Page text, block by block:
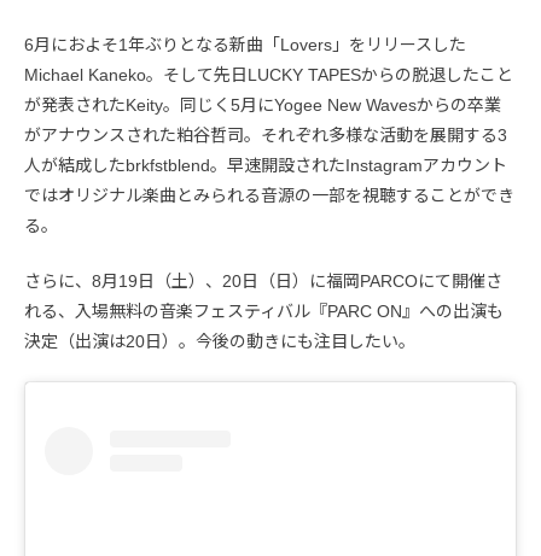
6月におよそ1年ぶりとなる新曲「Lovers」をリリースした
Michael Kaneko。そして先日LUCKY TAPESからの脱退したこと
が発表されたKeity。同じく5月にYogee New Wavesからの卒業
がアナウンスされた粕谷哲司。それぞれ多様な活動を展開する3
人が結成したbrkfstblend。早速開設されたInstagramアカウント
ではオリジナル楽曲とみられる音源の一部を視聴することができ
る。
さらに、8月19日（土）、20日（日）に福岡PARCOにて開催さ
れる、入場無料の音楽フェスティバル『PARC ON』への出演も
決定（出演は20日）。今後の動きにも注目したい。